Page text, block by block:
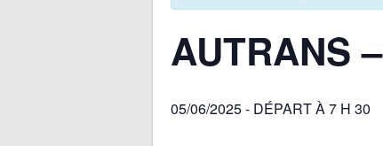
AUTRANS
05/06/2025 - DÉPART À 7 H 30